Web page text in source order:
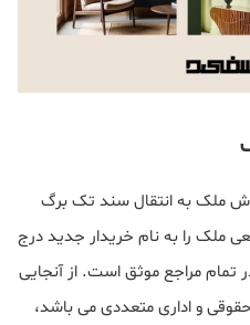
ملک به انتقال سند تک برگ
ملک را به نام خریدار جدید درج
تمام مراجع موثق است. از آنجایی
و اداری متعددی می باشد،